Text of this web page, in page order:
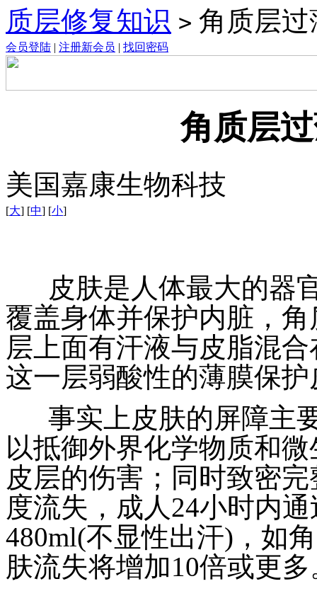
质层修复知识 > 角质层
会员登陆 | 注册新会员 | 找回密码
角质层
美国嘉康生物科技
[大] [中] [小]
皮肤是人体最大的器
覆盖身体并保护内脏，
层上面有汗液与皮脂混
这一层弱酸性的薄膜保
事实上皮肤的屏障主
以抵御外界化学物质和
皮层的伤害；同时致密
度流失，成人24小时内
480ml(不显性出汗)，如
肤流失将增加10倍或更多